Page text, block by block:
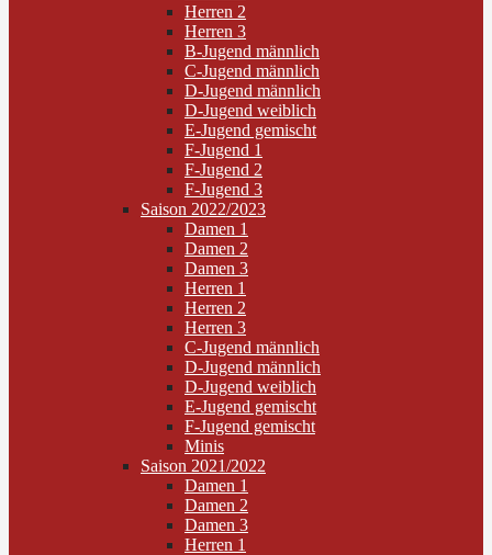
Herren 2
Herren 3
B-Jugend männlich
C-Jugend männlich
D-Jugend männlich
D-Jugend weiblich
E-Jugend gemischt
F-Jugend 1
F-Jugend 2
F-Jugend 3
Saison 2022/2023
Damen 1
Damen 2
Damen 3
Herren 1
Herren 2
Herren 3
C-Jugend männlich
D-Jugend männlich
D-Jugend weiblich
E-Jugend gemischt
F-Jugend gemischt
Minis
Saison 2021/2022
Damen 1
Damen 2
Damen 3
Herren 1